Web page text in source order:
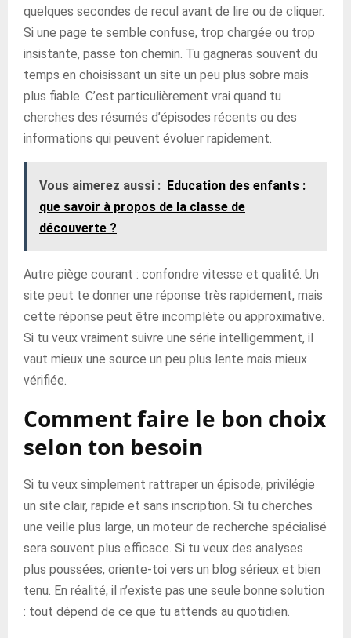
quelques secondes de recul avant de lire ou de cliquer.
Si une page te semble confuse, trop chargée ou trop
insistante, passe ton chemin. Tu gagneras souvent du
temps en choisissant un site un peu plus sobre mais
plus fiable. C’est particulièrement vrai quand tu
cherches des résumés d’épisodes récents ou des
informations qui peuvent évoluer rapidement.
Vous aimerez aussi : Education des enfants :
que savoir à propos de la classe de
découverte ?
Autre piège courant : confondre vitesse et qualité. Un
site peut te donner une réponse très rapidement, mais
cette réponse peut être incomplète ou approximative.
Si tu veux vraiment suivre une série intelligemment, il
vaut mieux une source un peu plus lente mais mieux
vérifiée.
Comment faire le bon choix
selon ton besoin
Si tu veux simplement rattraper un épisode, privilégie
un site clair, rapide et sans inscription. Si tu cherches
une veille plus large, un moteur de recherche spécialisé
sera souvent plus efficace. Si tu veux des analyses
plus poussées, oriente-toi vers un blog sérieux et bien
tenu. En réalité, il n’existe pas une seule bonne solution
: tout dépend de ce que tu attends au quotidien.